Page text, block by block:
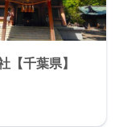
【千葉県】